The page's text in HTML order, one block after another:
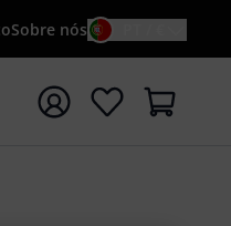
Sobre nós
{searchTerm}